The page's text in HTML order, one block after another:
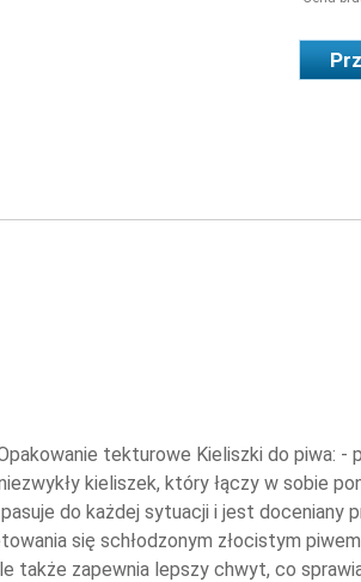
tekturowe Kieliszki do piwa: -
kieliszek, który łączy w sobie
do każdej sytuacji i jest doceniany
się schłodzonym złocistym
także zapewnia lepszy chwyt, co